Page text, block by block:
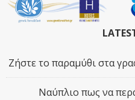
Ζήστε το παραμύθι στα
Ναύπλιο πως να